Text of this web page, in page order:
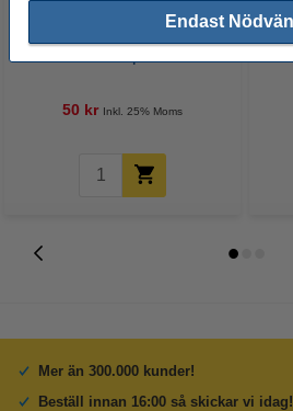
Endast
50 kr Inkl. 25% Moms
Mer än 300.000 kunder!
Beställ innan 16:00 så skickar vi idag!